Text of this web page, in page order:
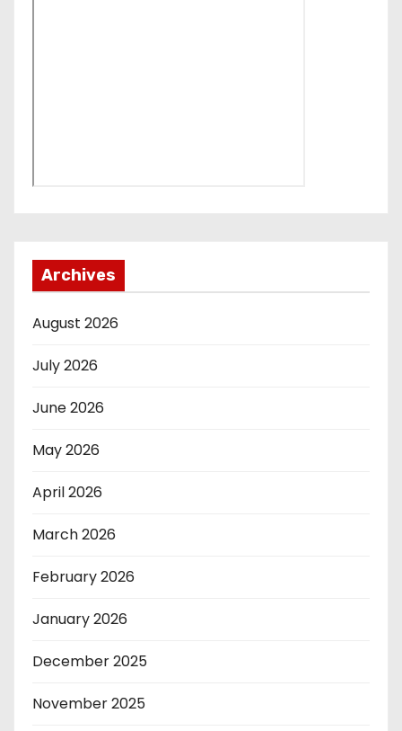
Archives
August 2026
July 2026
June 2026
May 2026
April 2026
March 2026
February 2026
January 2026
December 2025
November 2025